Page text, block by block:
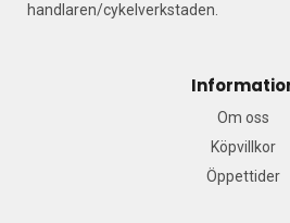
handlaren/cykelverkstaden.
Om oss
Köpvillkor
Öppettider